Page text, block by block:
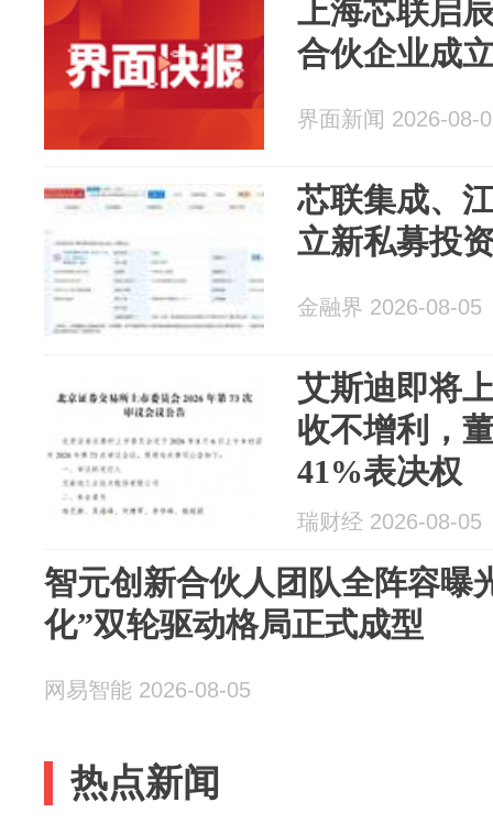
上海芯联启
合伙企业成
界面新闻 2026-08-
芯联集成、
立新私募投
金融界 2026-08-05
艾斯迪即将
收不增利，
41%表决权
瑞财经 2026-08-05
智元创新合伙人团队全阵容曝
化”双轮驱动格局正式成型
网易智能 2026-08-05
热点新闻